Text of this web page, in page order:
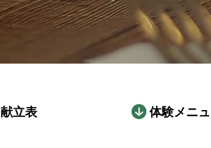
献立表 体験メニ